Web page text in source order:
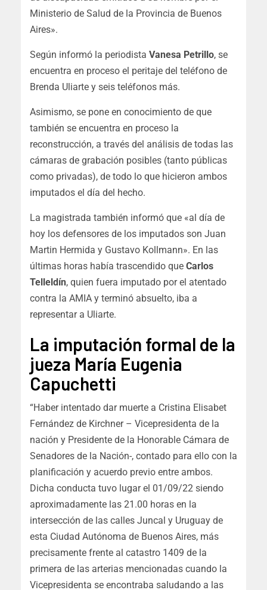
Ministerio de Salud de la Provincia de Buenos
Aires».
Según informó la periodista Vanesa Petrillo, se
encuentra en proceso el peritaje del teléfono de
Brenda Uliarte y seis teléfonos más.
Asimismo, se pone en conocimiento de que
también se encuentra en proceso la
reconstrucción, a través del análisis de todas las
cámaras de grabación posibles (tanto públicas
como privadas), de todo lo que hicieron ambos
imputados el día del hecho.
La magistrada también informó que «al día de
hoy los defensores de los imputados son Juan
Martin Hermida y Gustavo Kollmann». En las
últimas horas había trascendido que Carlos
Telleldín, quien fuera imputado por el atentado
contra la AMIA y terminó absuelto, iba a
representar a Uliarte.
La imputación formal de la
jueza María Eugenia
Capuchetti
“Haber intentado dar muerte a Cristina Elisabet
Fernández de Kirchner – Vicepresidenta de la
nación y Presidente de la Honorable Cámara de
Senadores de la Nación-, contado para ello con la
planificación y acuerdo previo entre ambos.
Dicha conducta tuvo lugar el 01/09/22 siendo
aproximadamente las 21.00 horas en la
intersección de las calles Juncal y Uruguay de
esta Ciudad Autónoma de Buenos Aires, más
precisamente frente al catastro 1409 de la
primera de las arterias mencionadas cuando la
Vicepresidenta se encontraba saludando a las